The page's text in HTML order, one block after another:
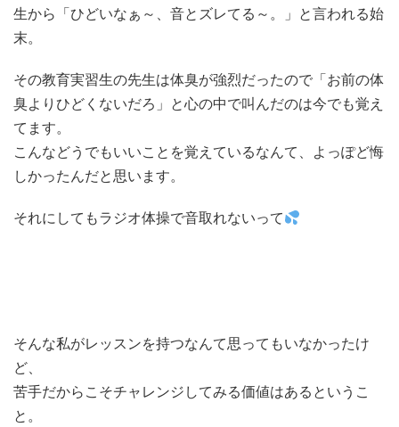
生から「ひどいなぁ～、音とズレてる～。」と言われる始
末。
その教育実習生の先生は体臭が強烈だったので「お前の体
臭よりひどくないだろ」と心の中で叫んだのは今でも覚え
てます。
こんなどうでもいいことを覚えているなんて、よっぽど悔
しかったんだと思います。
それにしてもラジオ体操で音取れないって
そんな私がレッスンを持つなんて思ってもいなかったけ
ど、
苦手だからこそチャレンジしてみる価値はあるというこ
と。